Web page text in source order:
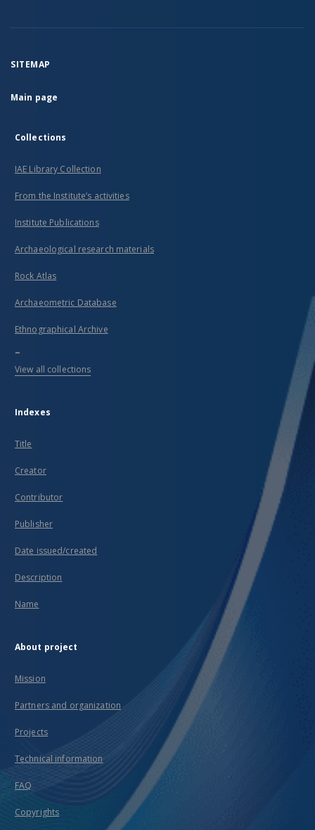
SITEMAP
Main page
Collections
IAE Library Collection
From the Institute’s activities
Institute Publications
Archaeological research materials
Rock Atlas
Archaeometric Database
Ethnographical Archive
...
View all collections
Indexes
Title
Creator
Contributor
Publisher
Date issued/created
Description
Name
About project
Mission
Partners and organization
Projects
Technical information
FAQ
Copyrights